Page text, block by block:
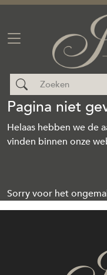
Pagina niet
Helaas hebben we de
vinden binnen onze
Sorry voor het